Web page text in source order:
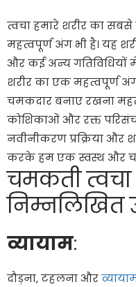
त्वचा हमारे शरीर का
महत्वपूर्ण अंग भी है। यह
और कई अन्य गतिविधियों
शरीर का एक महत्वपूर्ण
चमकदार बनाए रखना
कोशिकाओं और रक्त
नवीनीकरण प्रक्रिया और
करके हम एक स्वस्थ और
चमकती
निम्नलिखित
व्यायाम:
दौड़ना, टहलना और